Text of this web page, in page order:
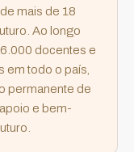
mais de 18
Ao longo
docentes e
em todo o país,
permanente de
e bem-